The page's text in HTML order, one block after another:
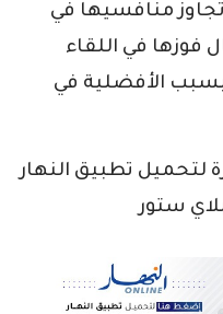
منافسيها في
فوزها في اللقاء
بسبب الأفضلية في
تطبيق النهار
ستور